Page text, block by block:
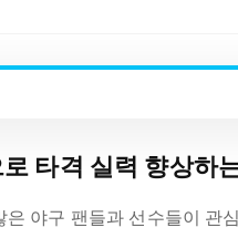
타격 실력 향상하
야구 팬들과 선수들이 관